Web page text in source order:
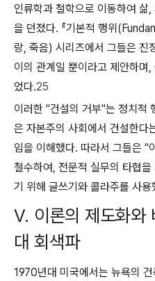
인류학과 철학으로 이동하여 삶
을 던졌다. 『기본적 행위
랑, 죽음) 시리즈에서 그들은 진
이의 관계일 뿐이라고 제안하며
었다.25
이러한 "건설의 거부"는 정치적
은 자본주의 사회에서 건설한다
임을 이해했다. 따라서 그들은 "
철수하여, 전문적 실무의 타협
기 위해 글쓰기와 콜라주를 사용
V. 이론의 제도화와
대 회색파
1970년대 미국에서는 뉴욕의